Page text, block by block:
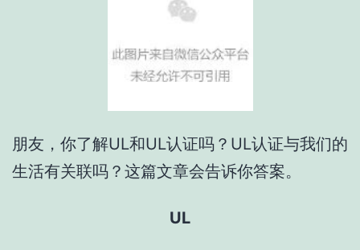
朋友，你了解UL和UL认证吗？UL认证与我们的
生活有关联吗？这篇文章会告诉你答案。
UL